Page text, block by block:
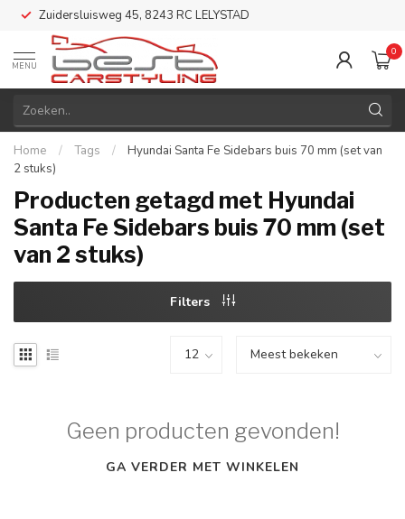
Zuidersluisweg 45, 8243 RC LELYSTAD
MENU
0
Home / Tags /
Hyundai Santa Fe Sidebars buis 70 mm (set van
2 stuks)
Producten getagd met Hyundai
Santa Fe Sidebars buis 70 mm (set
van 2 stuks)
Filters
Geen producten gevonden!
GA VERDER MET WINKELEN